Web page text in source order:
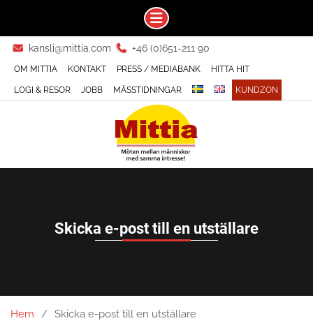
Skip
content
kansli@mittia.com +46 (0)651-211 90
OM MITTIA KONTAKT PRESS / MEDIABANK HITTA HIT
LOGI & RESOR JOBB MÄSSTIDNINGAR KUNDZON
Skicka e-post till en utställare
Hem Skicka e-post till en utställare